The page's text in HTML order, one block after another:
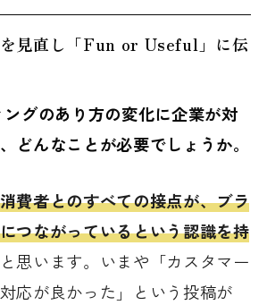
見直し「Fun or Useful」に伝
ングのあり方の変化に企業が対
どんなことが必要でしょうか。
消費者とのすべての接点が、ブラ
つながっているという認識を持
思います。いまや「カスタマー
応が良かった」という投稿が